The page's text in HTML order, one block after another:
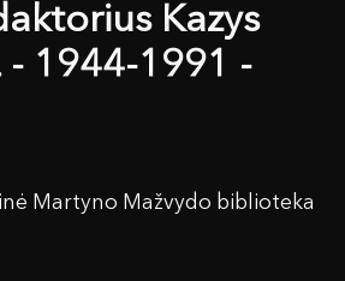
Kazys
- 1944-1991 -
Martyno Mažvydo biblioteka